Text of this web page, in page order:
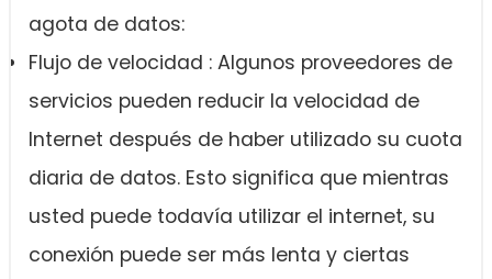
agota de datos:
Flujo de velocidad : Algunos proveedores de
servicios pueden reducir la velocidad de
Internet después de haber utilizado su cuota
diaria de datos. Esto significa que mientras
usted puede todavía utilizar el internet, su
conexión puede ser más lenta y ciertas